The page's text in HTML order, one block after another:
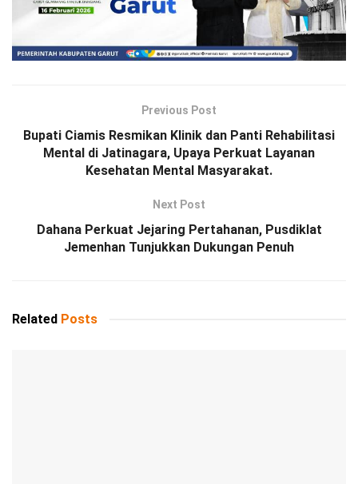
Previous Post
Bupati Ciamis Resmikan Klinik dan Panti Rehabilitasi
Mental di Jatinagara, Upaya Perkuat Layanan
Kesehatan Mental Masyarakat.
Next Post
Dahana Perkuat Jejaring Pertahanan, Pusdiklat
Jemenhan Tunjukkan Dukungan Penuh
Related Posts